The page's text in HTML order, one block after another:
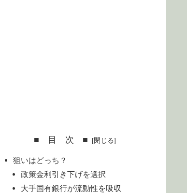
■ 目 次 ■
狙いはどっち？
政策金利引き下げを選択
大手国有銀行が流動性を吸収